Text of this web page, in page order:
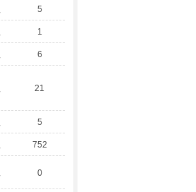
5
1
6
21
5
752
0